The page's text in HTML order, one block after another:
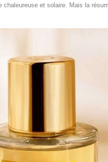
et solaire. Mais la